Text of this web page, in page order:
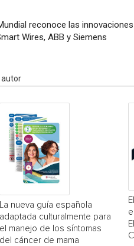
reconoce las
Wires, ABB y Siemens
autor
La nueva guía española
adaptada culturalmente para
el manejo de los síntomas
del cáncer de mama